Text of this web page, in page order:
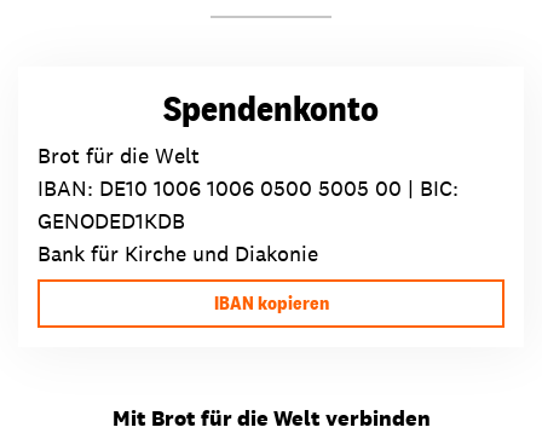
Spendenkonto
Brot für die Welt
IBAN: DE10 1006 1006 0500 5005 00 | BIC:
GENODED1KDB
Bank für Kirche und Diakonie
IBAN kopieren
Mit Brot für die Welt verbinden